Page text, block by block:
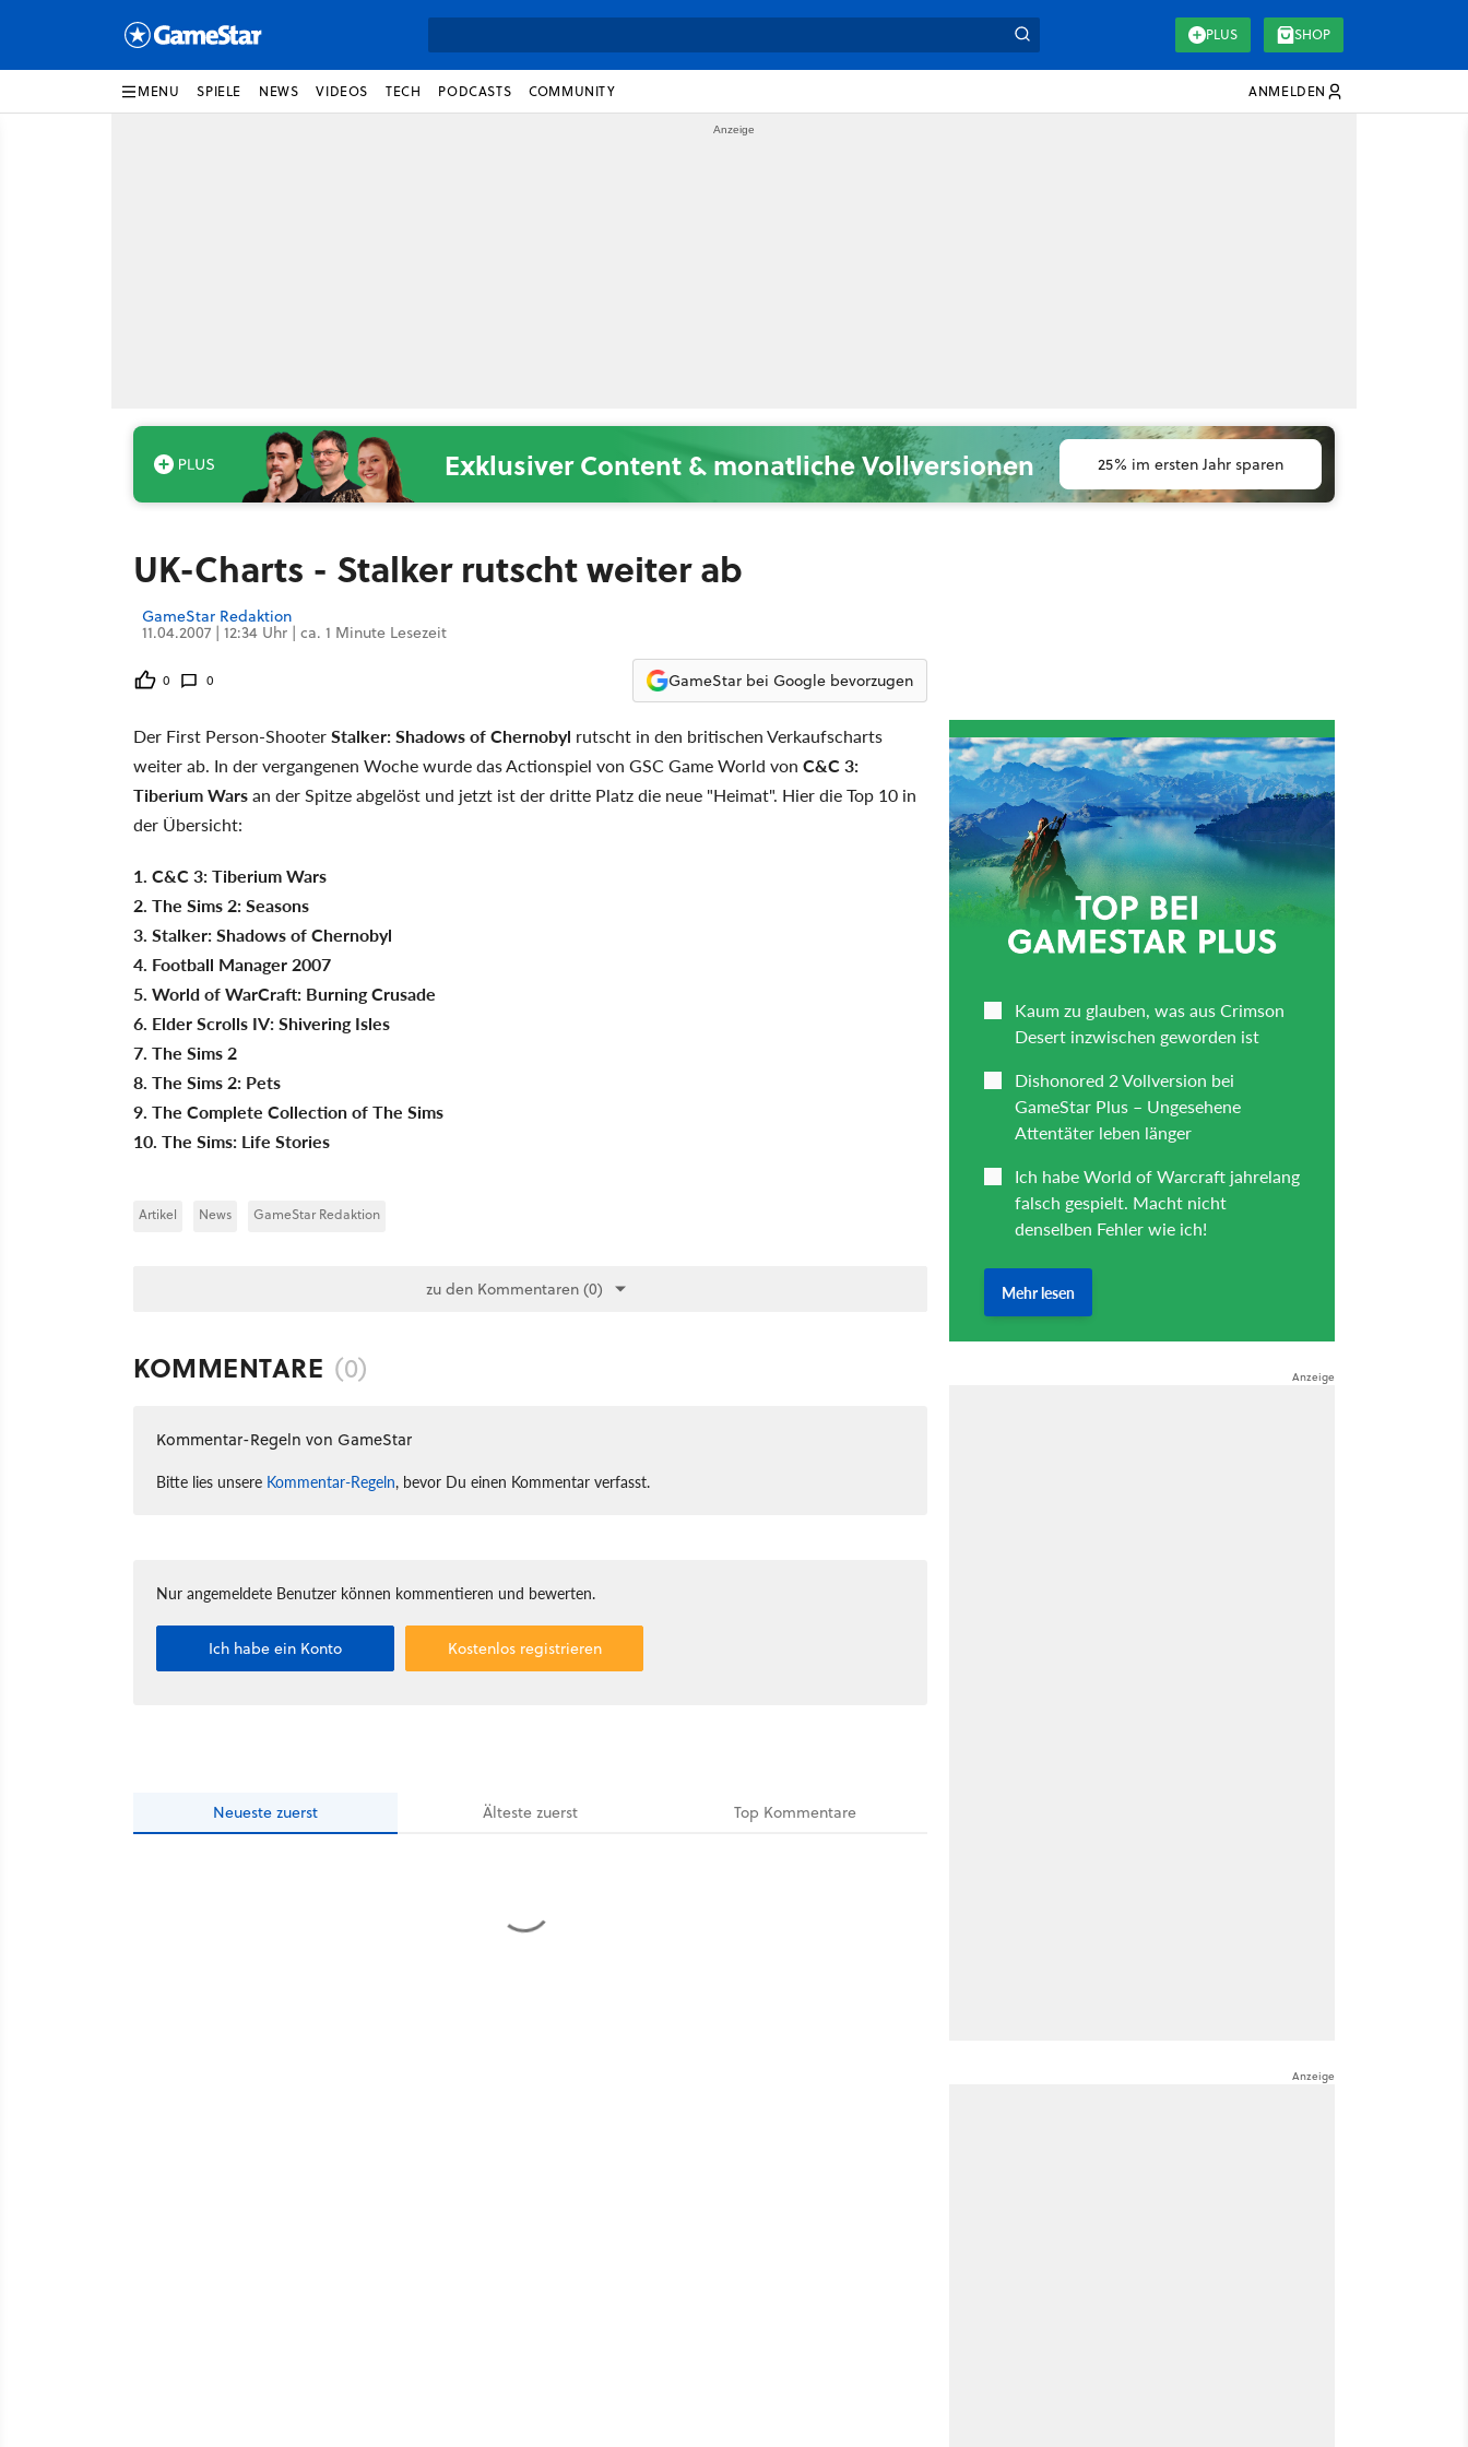
PLUS SHOP
MENU SPIELE NEWS VIDEOS TECH PODCASTS COMMUNITY ANMELDEN
Exklusiver Content & monatliche Vollversionen 25% im ersten Jahr sparen
UK-Charts - Stalker rutscht weiter ab
GameStar Redaktion
11.04.2007 | 12:34 Uhr | ca. 1 Minute Lesezeit
0 0 GameStar bei Google bevorzugen
Der First Person-ShooterStalker: Shadows of Chernobyl rutscht in den britischen Verkaufscharts
weiter ab. In der vergangenen Woche wurde das Actionspiel von GSC Game World von C&C 3:
Tiberium Warsan der Spitze abgelöst und jetzt ist der dritte Platz die neue "Heimat". Hier die Top 10 in
der Übersicht:
1. C&C 3: Tiberium Wars
2. The Sims 2: Seasons
3. Stalker: Shadows of Chernobyl
4. Football Manager 2007
5. World of WarCraft: Burning Crusade
6. Elder Scrolls IV: Shivering Isles
7. The Sims 2
8. The Sims 2: Pets
9. The Complete Collection of The Sims
10. The Sims: Life Stories
Artikel News GameStar Redaktion
zu den Kommentaren (0)
KOMMENTARE (0)
Kommentar-Regeln von GameStar
Bitte lies unsere Kommentar-Regeln, bevor Du einen Kommentar verfasst.
Nur angemeldete Benutzer können kommentieren und bewerten.
Ich habe ein Konto Kostenlos registrieren
Neueste zuerst Ältestezuerst Top Kommentare